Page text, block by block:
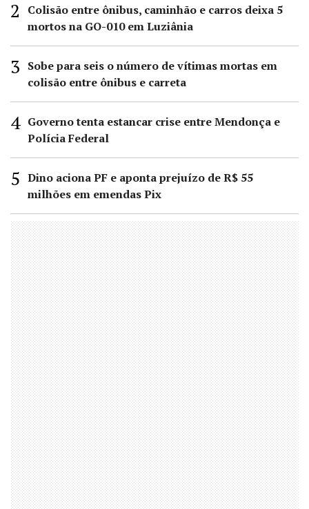
Colisão entre ônibus, caminhão e carros deixa 5
mortos na GO-010 em Luziânia
Sobe para seis o número de vítimas mortas em
colisão entre ônibus e carreta
Governo tenta estancar crise entre Mendonça e
Polícia Federal
Dino aciona PF e aponta prejuízo de R$ 55
milhões em emendas Pix